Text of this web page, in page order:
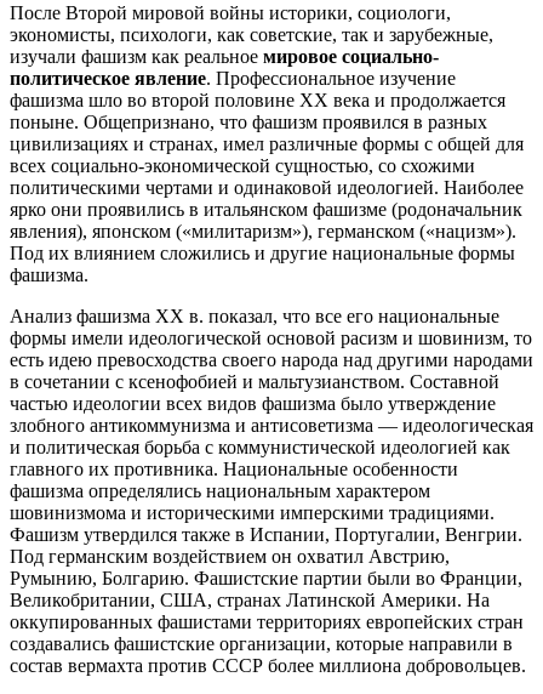
После Второй мировой войны историки, социологи,
экономисты, психологи, как советские, так и зарубежные,
изучали фашизм как реальное мировое социально-
политическое явление. Профессиональное изучение
фашизма шло во второй половине XX века и продолжается
поныне. Общепризнано, что фашизм проявился в разных
цивилизациях и странах, имел различные формы с общей для
всех социально-экономической сущностью, со схожими
политическими чертами и одинаковой идеологией. Наиболее
ярко они проявились в итальянском фашизме (родоначальник
явления), японском («милитаризм»), германском («нацизм»).
Под их влиянием сложились и другие национальные формы
фашизма.
Анализ фашизма XX в. показал, что все его национальные
формы имели идеологической основой расизм и шовинизм, то
есть идею превосходства своего народа над другими народами
в сочетании с ксенофобией и мальтузианством. Составной
частью идеологии всех видов фашизма было утверждение
злобного антикоммунизма и антисоветизма — идеологическая
и политическая борьба с коммунистической идеологией как
главного их противника. Национальные особенности
фашизма определялись национальным характером
шовинизмома и историческими имперскими традициями.
Фашизм утвердился также в Испании, Португалии, Венгрии.
Под германским воздействием он охватил Австрию,
Румынию, Болгарию. Фашистские партии были во Франции,
Великобритании, США, странах Латинской Америки. На
оккупированных фашистами территориях европейских стран
создавались фашистские организации, которые направили в
состав вермахта против СССР более миллиона добровольцев.